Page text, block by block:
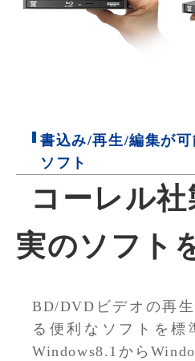
書込み/再生/編集が
ソフト
コーレル
実のソフト
BD/DVDビデオの再
る便利なソフトを標
Windows8.1から